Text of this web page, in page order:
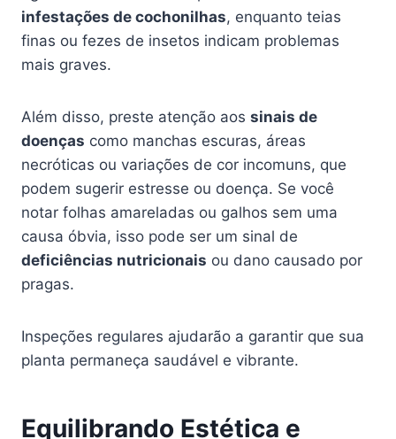
infestações de cochonilhas, enquanto teias
finas ou fezes de insetos indicam problemas
mais graves.
Além disso, preste atenção aos sinais de
doenças como manchas escuras, áreas
necróticas ou variações de cor incomuns, que
podem sugerir estresse ou doença. Se você
notar folhas amareladas ou galhos sem uma
causa óbvia, isso pode ser um sinal de
deficiências nutricionais ou dano causado por
pragas.
Inspeções regulares ajudarão a garantir que sua
planta permaneça saudável e vibrante.
Equilibrando Estética e